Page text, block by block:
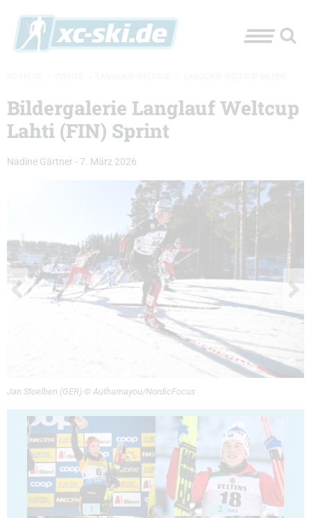
Bildergalerie Langlauf Weltcup
Lahti (FIN) Sprint
Nadine Gärtner - 7. März 2026
Jan Stoelben (GER) © Authamayou/NordicFocus
1 2